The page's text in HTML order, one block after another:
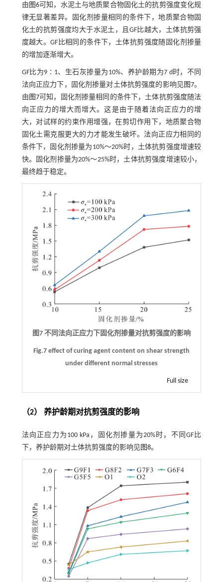
由 图6可知，水泥土与地质聚合物固化土的抗剪强度变化规
律无显著差异。固化剂掺量相同的条件下，地质聚合物固
化土的抗剪强度均大于水泥土，且GF比越大，土体抗剪强
度越大。GF比相同的条件下，土体抗剪强度随固化剂掺量
的增加逐渐增大。
GF比为9∶1、生石灰掺量为10%、养护龄期为7 d时，不同
法向正应力下，固化剂掺量对土体抗剪强度的影响见图7。
由 图7可知，固化剂掺量相同的条件下，土体抗剪强度随法
向正应力的增大而增大。这是由于随着法向正应力的增
大，对试样的约束作用增强，在剪切作用下，地质聚合物
固化土需克服更大的力才能发生破坏。法向正应力相同的
条件下，固化剂掺量为10%～20%时，土体抗剪强度增速较
快。固化剂掺量为20%～25%时，土体抗剪强度增速较小，
最终趋于稳定。
图7 不同法向正应力下固化剂掺量对抗剪强度的影响
Fig.7 effect of curing agent content on shear strength
under different normal stresses
Full size
（2） 养护龄期对抗剪强度的影响
法向正应力为100 kPa，固化剂掺量为20%时，不同GF比
下，养护龄期对土体抗剪强度的影响见图8。